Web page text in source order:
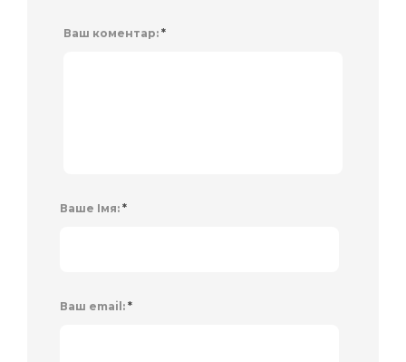
Ваш коментар: *
Ваше Імя: *
Ваш email: *